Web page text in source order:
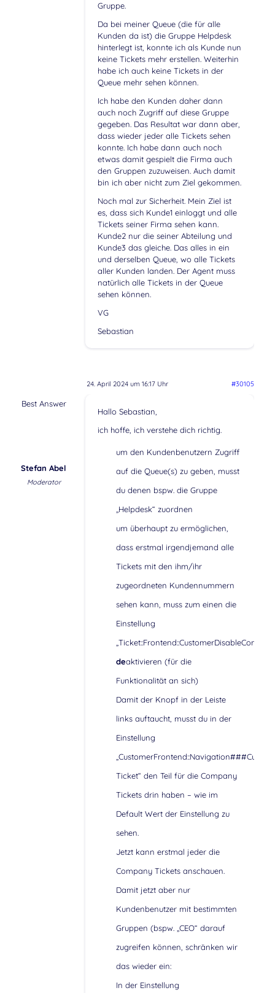
Gruppe.
Da bei meiner Queue (die für alle
Kunden da ist) die Gruppe Helpdesk
hinterlegt ist, konnte ich als Kunde nun
keine Tickets mehr erstellen. Weiterhin
habe ich auch keine Tickets in der
Queue mehr sehen können.
Ich habe den Kunden daher dann
auch noch Zugriff auf diese Gruppe
gegeben. Das Resultat war dann aber,
dass wieder jeder alle Tickets sehen
konnte. Ich habe dann auch noch
etwas damit gespielt die Firma auch
den Gruppen zuzuweisen. Auch damit
bin ich aber nicht zum Ziel gekommen.
Noch mal zur Sicherheit. Mein Ziel ist
es, dass sich Kunde1 einloggt und alle
Tickets seiner Firma sehen kann.
Kunde2 nur die seiner Abteilung und
Kunde3 das gleiche. Das alles in ein
und derselben Queue, wo alle Tickets
aller Kunden landen. Der Agent muss
natürlich alle Tickets in der Queue
sehen können.
VG
Sebastian
24. April 2024 um 16:17 Uhr #30105
Best Answer
Stefan Abel
Moderator
Hallo Sebastian,
ich hoffe, ich verstehe dich richtig.
um den Kundenbenutzern Zugriff
auf die Queue(s) zu geben, musst
du denen bspw. die Gruppe
„Helpdesk“ zuordnen
um überhaupt zu ermöglichen,
dass erstmal irgendjemand alle
Tickets mit den ihm/ihr
zugeordneten Kundennummern
sehen kann, muss zum einen die
Einstellung
deaktivieren (für die
Funktionalität an sich)
Damit der Knopf in der Leiste
links auftaucht, musst du in der
Einstellung
Ticket“ den Teil für die Company
Tickets drin haben – wie im
Default Wert der Einstellung zu
sehen.
Jetzt kann erstmal jeder die
Company Tickets anschauen.
Damit jetzt aber nur
Kundenbenutzer mit bestimmten
Gruppen (bspw. „CEO“ darauf
zugreifen können, schränken wir
das wieder ein:
In der Einstellung